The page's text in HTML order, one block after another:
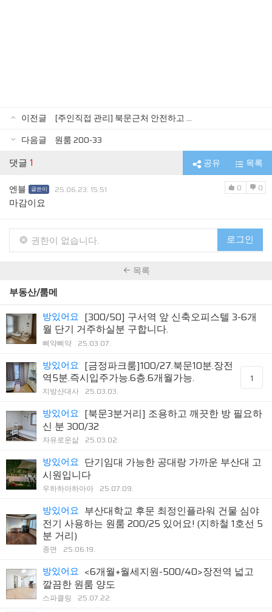
이전글
[주인직접 관리] 북문근처 안전하고 ...
다음글
원룸 200-33
댓글 1 공유
목록
엔블
글쓴이 25.06.23. 15:51
마감이요
0 0
권한이 없습니다. 로그인
목록
부동산/룸메
방있어요 [300/50] 구서역 앞 신축오피스텔 3-6개
월 단기 거주하실분 구합니다.
삐약삐약 25.03.07.
방있어요 [금정파크룸]100/27.북문10분.장전
역5분.즉시입주가능.6층.6개월가능.
지방산대사 25.03.03.
1
방있어요 [북문3분거리] 조용하고 깨끗한 방 필요하
신 분 300/32
자유로운삶 25.03.02.
방있어요 단기임대 가능한 공대랑 가까운 부산대 고
시원입니다
우하하아하아아 25.07.09.
방있어요 부산대학교 후문 최정인플라워 건물 심야
전기 사용하는 원룸 200/25 있어요! (지하철 1호선 5
분 거리)
종면 25.06.19.
방있어요 <6개월+월세지원-500/40>장전역 넓고
깔끔한 원룸 양도
스파클링 25.07.22.